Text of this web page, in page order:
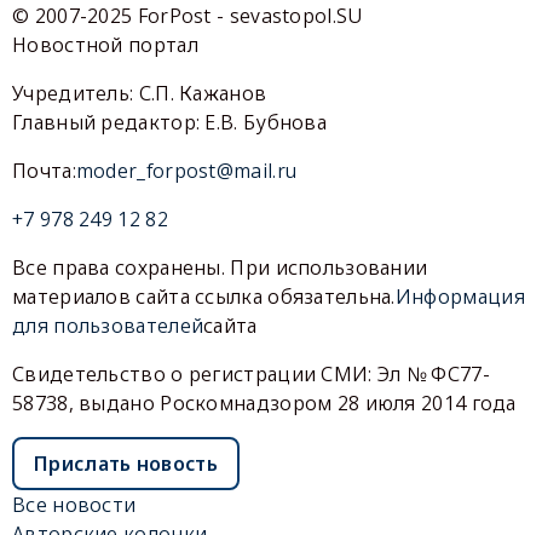
© 2007-2025 ForPost - sevastopol.SU
Новостной портал
Учредитель: С.П. Кажанов
Главный редактор: Е.В. Бубнова
Почта:moder_forpost@mail.ru
+7 978 249 12 82
Все права сохранены. При использовании
материалов сайта ссылка обязательна.Информация
для пользователейсайта
Свидетельство о регистрации СМИ: Эл № ФС77-
58738, выдано Роскомнадзором 28 июля 2014 года
Прислать новость
Все новости